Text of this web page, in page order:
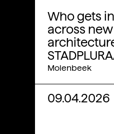
Who gets
across
Molenbeek
09.04.2026